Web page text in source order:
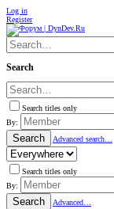
Log in
Register
Search
Search titles only
By:
Search Advanced search…
Search titles only
By:
Search Advanced…